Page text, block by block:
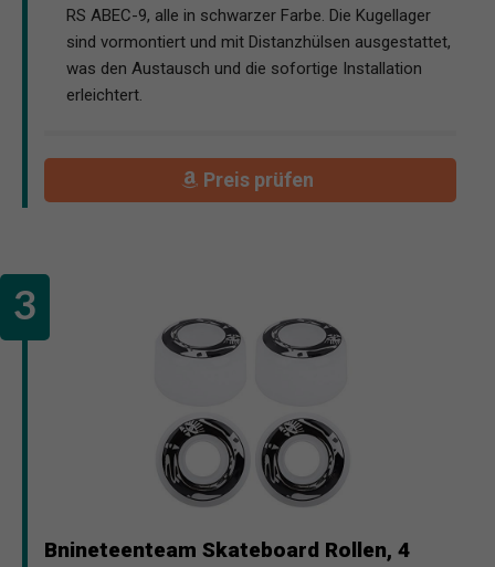
RS ABEC-9, alle in schwarzer Farbe. Die Kugellager
sind vormontiert und mit Distanzhülsen ausgestattet,
was den Austausch und die sofortige Installation
erleichtert.
Preis prüfen
Bnineteenteam Skateboard Rollen, 4